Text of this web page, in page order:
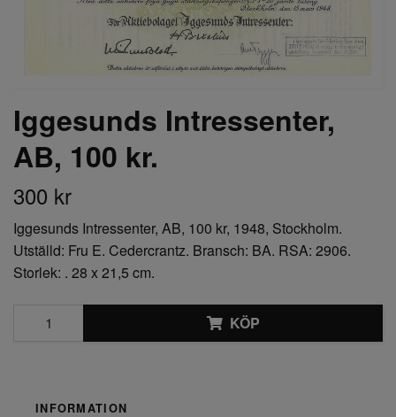
Iggesunds Intressenter,
AB, 100 kr.
300 kr
Iggesunds Intressenter, AB, 100 kr, 1948, Stockholm.
Utställd: Fru E. Cedercrantz. Bransch: BA. RSA: 2906.
Storlek: . 28 x 21,5 cm.
KÖP
INFORMATION